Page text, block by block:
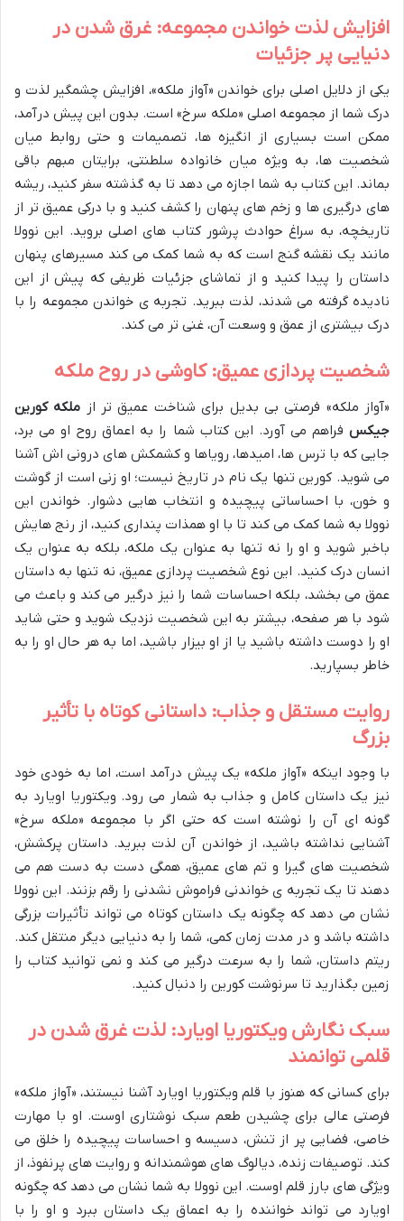
افزایش لذت خواندن مجموعه: غرق شدن در
دنیایی پر جزئیات
یکی از دلایل اصلی برای خواندن «آواز ملکه»، افزایش چشمگیر لذت و
درک شما از مجموعه اصلی «ملکه سرخ» است. بدون این پیش درآمد،
ممکن است بسیاری از انگیزه ها، تصمیمات و حتی روابط میان
شخصیت ها، به ویژه میان خانواده سلطنتی، برایتان مبهم باقی
بماند. این کتاب به شما اجازه می دهد تا به گذشته سفر کنید، ریشه
های درگیری ها و زخم های پنهان را کشف کنید و با درکی عمیق تر از
تاریخچه، به سراغ حوادث پرشور کتاب های اصلی بروید. این نوولا
مانند یک نقشه گنج است که به شما کمک می کند مسیرهای پنهان
داستان را پیدا کنید و از تماشای جزئیات ظریفی که پیش از این
نادیده گرفته می شدند، لذت ببرید. تجربه ی خواندن مجموعه را با
درک بیشتری از عمق و وسعت آن، غنی تر می کند.
شخصیت پردازی عمیق: کاوشی در روح ملکه
«آواز ملکه» فرصتی بی بدیل برای شناخت عمیق تر از ملکه کورین
جیکس فراهم می آورد. این کتاب شما را به اعماق روح او می برد،
جایی که با ترس ها، امیدها، رویاها و کشمکش های درونی اش آشنا
می شوید. کورین تنها یک نام در تاریخ نیست؛ او زنی است از گوشت
و خون، با احساساتی پیچیده و انتخاب هایی دشوار. خواندن این
نوولا به شما کمک می کند تا با او همذات پنداری کنید، از رنج هایش
باخبر شوید و او را نه تنها به عنوان یک ملکه، بلکه به عنوان یک
انسان درک کنید. این نوع شخصیت پردازی عمیق، نه تنها به داستان
عمق می بخشد، بلکه احساسات شما را نیز درگیر می کند و باعث می
شود با هر صفحه، بیشتر به این شخصیت نزدیک شوید و حتی شاید
او را دوست داشته باشید یا از او بیزار باشید، اما به هر حال او را به
خاطر بسپارید.
روایت مستقل و جذاب: داستانی کوتاه با تأثیر
بزرگ
با وجود اینکه «آواز ملکه» یک پیش درآمد است، اما به خودی خود
نیز یک داستان کامل و جذاب به شمار می رود. ویکتوریا اویارد به
گونه ای آن را نوشته است که حتی اگر با مجموعه «ملکه سرخ»
آشنایی نداشته باشید، از خواندن آن لذت ببرید. داستان پرکشش،
شخصیت های گیرا و تم های عمیق، همگی دست به دست هم می
دهند تا یک تجربه ی خواندنی فراموش نشدنی را رقم بزنند. این نوولا
نشان می دهد که چگونه یک داستان کوتاه می تواند تأثیرات بزرگی
داشته باشد و در مدت زمان کمی، شما را به دنیایی دیگر منتقل کند.
ریتم داستان، شما را به سرعت درگیر می کند و نمی توانید کتاب را
زمین بگذارید تا سرنوشت کورین را دنبال کنید.
سبک نگارش ویکتوریا اویارد: لذت غرق شدن در
قلمی توانمند
برای کسانی که هنوز با قلم ویکتوریا اویارد آشنا نیستند، «آواز ملکه»
فرصتی عالی برای چشیدن طعم سبک نوشتاری اوست. او با مهارت
خاصی، فضایی پر از تنش، دسیسه و احساسات پیچیده را خلق می
کند. توصیفات زنده، دیالوگ های هوشمندانه و روایت های پرنفوذ، از
ویژگی های بارز قلم اوست. این نوولا به شما نشان می دهد که چگونه
اویارد می تواند خواننده را به اعماق یک داستان ببرد و او را با